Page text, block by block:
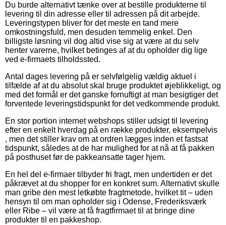
Du burde alternativt tænke over at bestille produkterne til
levering til din adresse eller til adressen på dit arbejde.
Leveringstypen bliver for det meste en tand mere
omkostningsfuld, men desuden temmelig enkel. Den
billigste løsning vil dog altid vise sig at være at du selv
henter varerne, hvilket betinges af at du opholder dig lige
ved e-firmaets tilholdssted.
Antal dages levering på er selvfølgelig vældig aktuel i
tilfælde af at du absolut skal bruge produktet øjeblikkeligt, og
med det formål er det ganske fornuftigt at man besigtiger det
forventede leveringstidspunkt for det vedkommende produkt.
En stor portion internet webshops stiller udsigt til levering
efter en enkelt hverdag på en række produkter, eksempelvis
, men det stiller krav om at ordren lægges inden et fastsat
tidspunkt, således at de har mulighed for at nå at få pakken
på posthuset før de pakkeansatte tager hjem.
En hel del e-firmaer tilbyder fri fragt, men undertiden er det
påkrævet at du shopper for en konkret sum. Alternativt skulle
man gribe den mest letkøbte fragtmetode, hvilket tit – uden
hensyn til om man opholder sig i Odense, Frederiksværk
eller Ribe – vil være at få fragtfirmaet til at bringe dine
produkter til en pakkeshop.